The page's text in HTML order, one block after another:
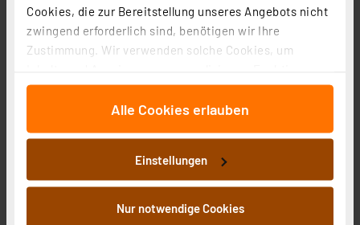
Cookies, die zur Bereitstellung unseres Angebots nicht
zwingend erforderlich sind, benötigen wir Ihre
Zustimmung. Wir verwenden solche Cookies, um
für soziale Medien anbieten zu können und die Zugriffe
auf unsere Website zu analysieren. Außerdem geben
an unsere Partner für soziale Medien, Werbung und
Analysen weiter. Unsere Partner führen diese
Informationen möglicherweise mit weiteren Daten
zusammen, die Sie ihnen bereitgestellt haben oder die
Alle Cookies erlauben
Einstellungen
Nur notwendige Cookies
ChiliTec Schrumpfschlauch-Set, 142-teilig, innen